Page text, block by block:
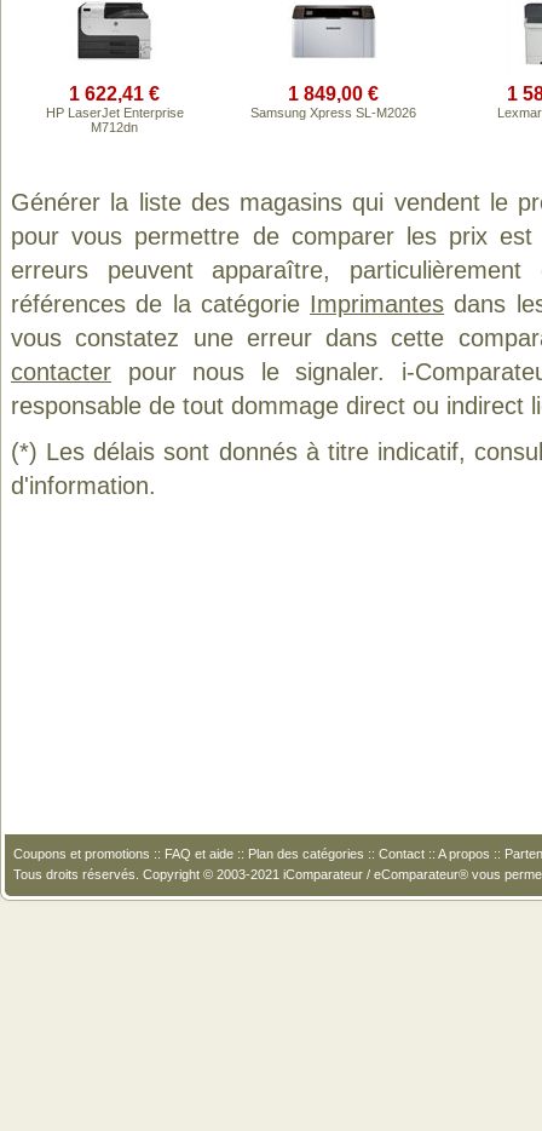
1 622,41 €
HP LaserJet Enterprise
M712dn
1 849,00 €
Samsung Xpress SL-M2026
1
Générer la liste des magasins qui vendent le
pour vous permettre de comparer les prix
erreurs peuvent apparaître,
références de la catégorie Imprimantes dans
vous constatez une erreur dans cette
contacter pour nous le signaler. i-
responsable de tout dommage direct ou indirect
(*) Les délais sont donnés à titre indicatif,
d'information.
Coupons et promotions :: FAQ et aide :: Plan des catégories :: Contact :: A propos ::
Tous droits réservés. Copyright © 2003-2021 iComparateur / eComparateur® vous